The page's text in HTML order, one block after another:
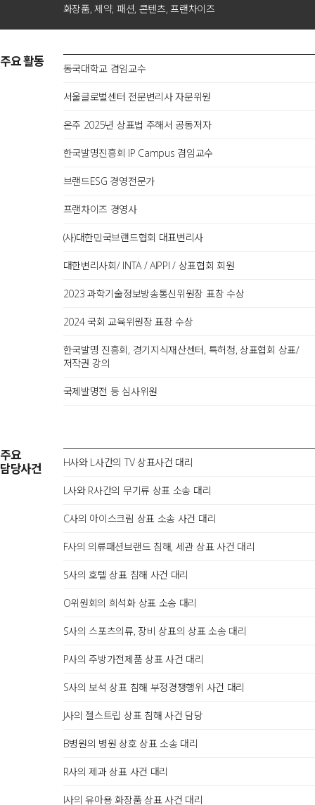
화장품, 제약, 패션, 콘텐츠, 프랜차이즈
주요 활동 동국대학교 겸임교수
서울글로벌센터 전문변리사 자문위원
온주 2025년 상표법 주해서 공동저자
한국발명진흥회 IP Campus 겸임교수
브랜드ESG 경영전문가
프랜차이즈 경영사
(사)대한민국브랜드협회 대표변리사
대한변리사회/ INTA / AIPPI / 상표협회 회원
2023 과학기술정보방송통신위원장 표창 수상
2024 국회 교육위원장 표창 수상
한국발명 진흥회, 경기지식재산센터, 특허청, 상표협회 상표/
저작권 강의
국제발명전 등 심사위원
주요
담당사건
H사와 L사간의 TV 상표사건 대리
L사와 R사간의 무기류 상표 소송 대리
C사의 아이스크림 상표 소송 사건 대리
F사의 의류패션브랜드 침해, 세관 상표 사건 대리
S사의 호텔 상표 침해 사건 대리
O위원회의 희석화 상표 소송 대리
S사의 스포츠의류, 장비 상표의 상표 소송 대리
P사의 주방가전제품 상표 사건 대리
S사의 보석 상표 침해 부정경쟁행위 사건 대리
J사의 젤스트립 상표 침해 사건 담당
B병원의 병원 상호 상표 소송 대리
R사의 제과 상표 사건 대리
I사의 유아용 화장품 상표 사건 대리